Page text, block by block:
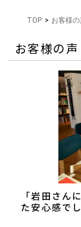
TOP > お客様
お客様の声
「岩田さん
た安心感でし